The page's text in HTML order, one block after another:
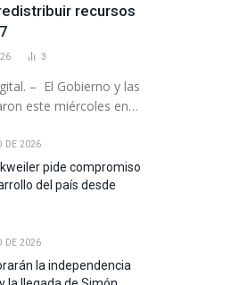
recursos
3
– El Gobierno y las
este miércoles en…
DE 2026
pide compromiso
del país desde
DE 2026
la independencia